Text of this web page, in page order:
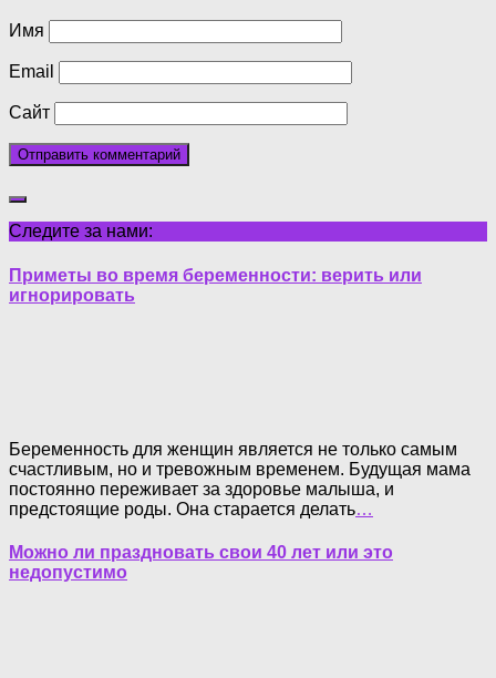
Имя
Email
Сайт
Следите за нами:
Приметы во время беременности: верить или
игнорировать
Беременность для женщин является не только самым
счастливым, но и тревожным временем. Будущая мама
постоянно переживает за здоровье малыша, и
предстоящие роды. Она старается делать…
Можно ли праздновать свои 40 лет или это
недопустимо